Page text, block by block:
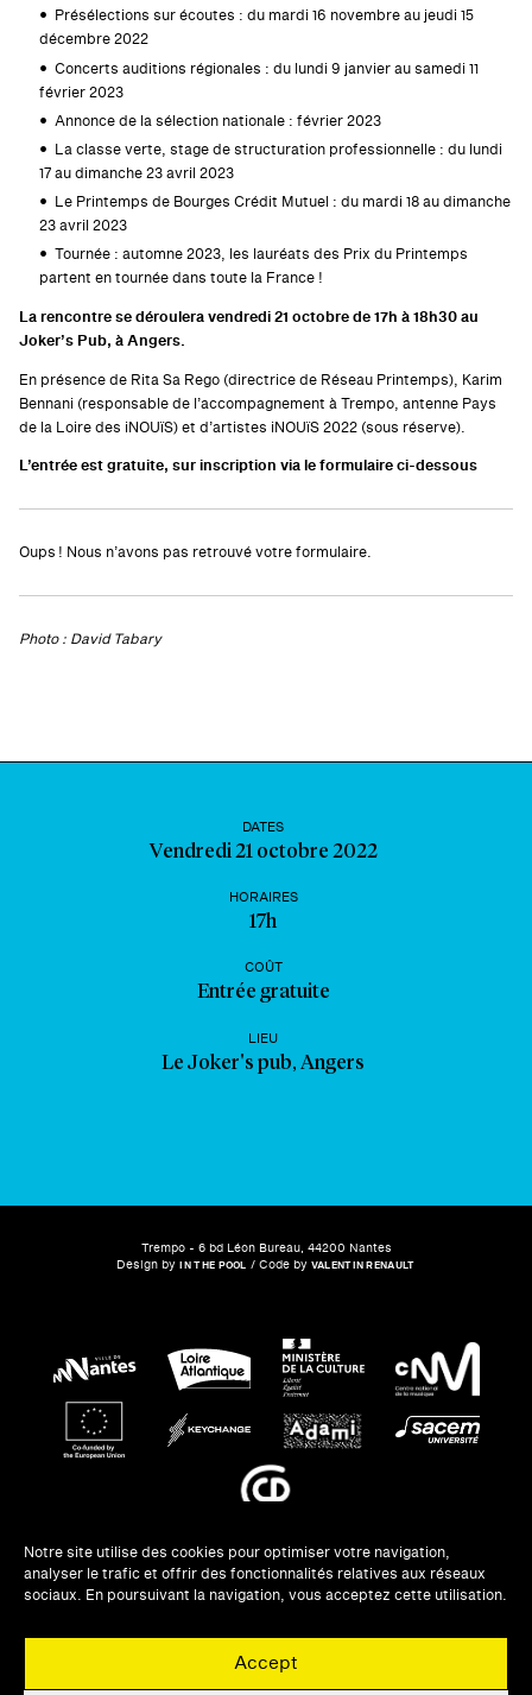
Notre site utilise des cookies pour optimiser votre navigation,
analyser le trafic et offrir des fonctionnalités relatives aux réseaux
sociaux. En poursuivant la navigation, vous acceptez cette utilisation.
Accept
Présélections sur écoutes : du mardi 16 novembre au jeudi 15
décembre 2022
Concerts auditions régionales : du lundi 9 janvier au samedi 11
février 2023
Annonce de la sélection nationale : février 2023
La classe verte, stage de structuration professionnelle : du lundi
17 au dimanche 23 avril 2023
Le Printemps de Bourges Crédit Mutuel : du mardi 18 au dimanche
23 avril 2023
Tournée : automne 2023, les lauréats des Prix du Printemps
partent en tournée dans toute la France !
La rencontre se déroulera vendredi 21 octobre de 17h à 18h30 au
Joker’s Pub, à Angers.
En présence de Rita Sa Rego (directrice de Réseau Printemps), Karim
Bennani (responsable de l’accompagnement à Trempo, antenne Pays
de la Loire des iNOUïS) et d’artistes iNOUïS 2022 (sous réserve).
L’entrée est gratuite, sur inscription via le formulaire ci-dessous
Oups ! Nous n’avons pas retrouvé votre formulaire.
Photo : David Tabary
DATES
Vendredi 21 octobre 2022
HORAIRES
17h
COÛT
Entrée gratuite
LIEU
Le Joker's pub, Angers
Trempo - 6 bd Léon Bureau, 44200 Nantes
Design byIN THE POOL / Code by VALENTIN RENAULT
NEWSLETTERS
PRIVATISATION